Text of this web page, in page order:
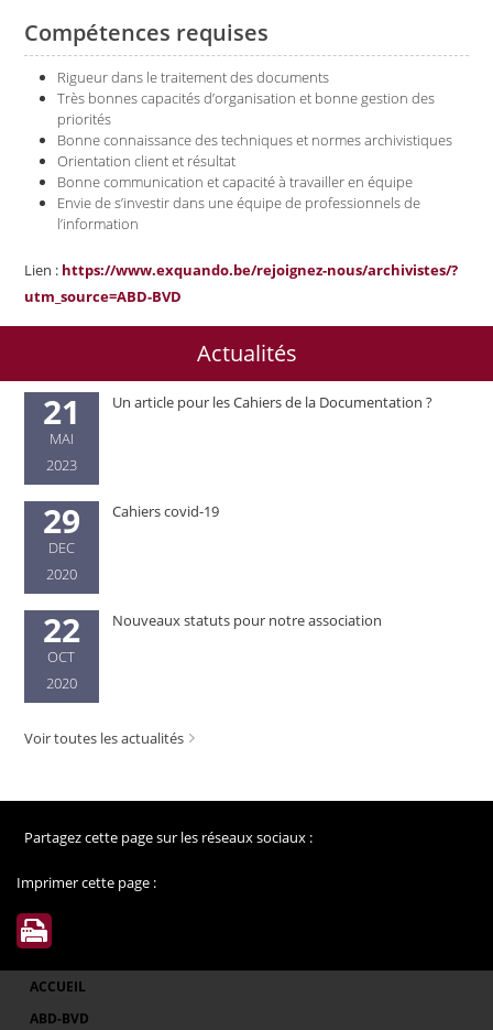
Compétences requises
Rigueur dans le traitement des documents
Très bonnes capacités d’organisation et bonne gestion des
priorités
Bonne connaissance des techniques et normes archivistiques
Orientation client et résultat
Bonne communication et capacité à travailler en équipe
Envie de s’investir dans une équipe de professionnels de
l’information
Lien : https://www.exquando.be/rejoignez-nous/archivistes/?
utm_source=ABD-BVD
Actualités
21
MAI
2023
Un article pour les Cahiers de la Documentation ?
29
DEC
2020
Cahiers covid-19
22
OCT
2020
Nouveaux statuts pour notre association
Voir toutes les actualités
Partagez cette page sur les réseaux sociaux :
Imprimer cette page :
ACCUEIL
ABD-BVD